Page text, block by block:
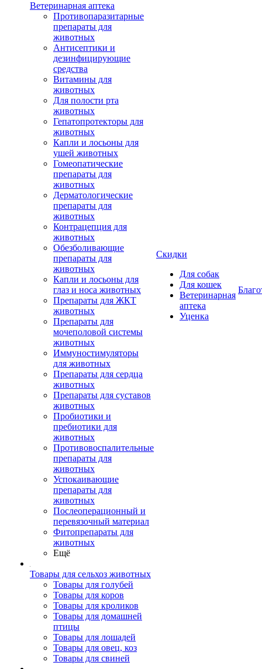
Ветеринарная аптека
Противопаразитарные
препараты для
животных
Антисептики и
дезинфицирующие
средства
Витамины для
животных
Для полости рта
животных
Гепатопротекторы для
животных
Капли и лосьоны для
ушей животных
Гомеопатические
препараты для
животных
Дерматологические
препараты для
животных
Контрацепция для
животных
Обезболивающие
препараты для
животных
Капли и лосьоны для
глаз и носа животных
Препараты для ЖКТ
животных
Препараты для
мочеполовой системы
животных
Иммуностимуляторы
для животных
Препараты для сердца
животных
Препараты для суставов
животных
Пробиотики и
пребиотики для
животных
Противовоспалительные
препараты для
животных
Успокаивающие
препараты для
животных
Послеоперационный и
перевязочный материал
Фитопрепараты для
животных
Ещё
Товары для сельхоз животных
Товары для голубей
Товары для коров
Товары для кроликов
Товары для домашней
птицы
Товары для лошадей
Товары для овец, коз
Товары для свиней
Скидки
Для собак
Для кошек
Ветеринарная
аптека
Уценка